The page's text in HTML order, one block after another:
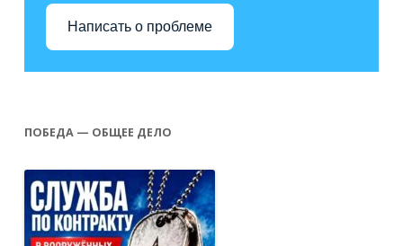
Написать о проблеме
ПОБЕДА — ОБЩЕЕ ДЕЛО